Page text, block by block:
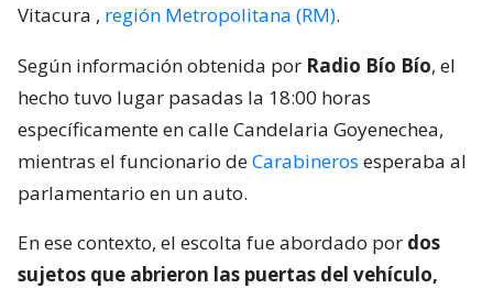
Vitacura , región Metropolitana (RM).
Según información obtenida por Radio Bío Bío, el
hecho tuvo lugar pasadas la 18:00 horas
específicamente en calle Candelaria Goyenechea,
mientras el funcionario deCarabineros esperaba al
parlamentario en un auto.
En ese contexto, el escolta fue abordado por dos
sujetos que abrieron las puertas del vehículo,